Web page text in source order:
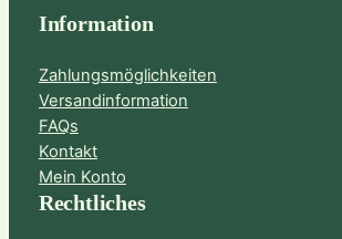
Information
Zahlungsmöglichkeiten
Versandinformation
FAQs
Kontakt
Mein Konto
Rechtliches